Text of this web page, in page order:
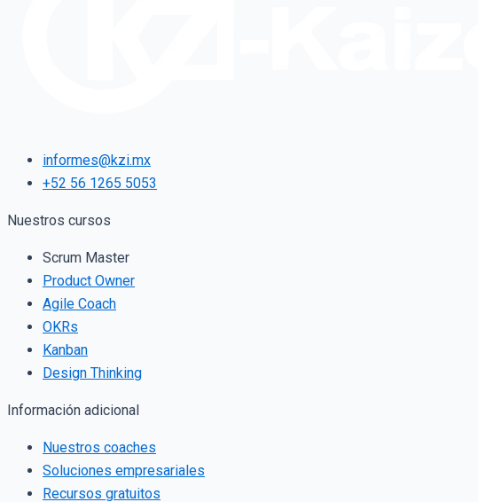
informes@kzi.mx
+52 56 1265 5053
Nuestros cursos
Scrum Master
Product Owner
Agile Coach
OKRs
Kanban
Design Thinking
Información adicional
Nuestros coaches
Soluciones empresariales
Recursos gratuitos